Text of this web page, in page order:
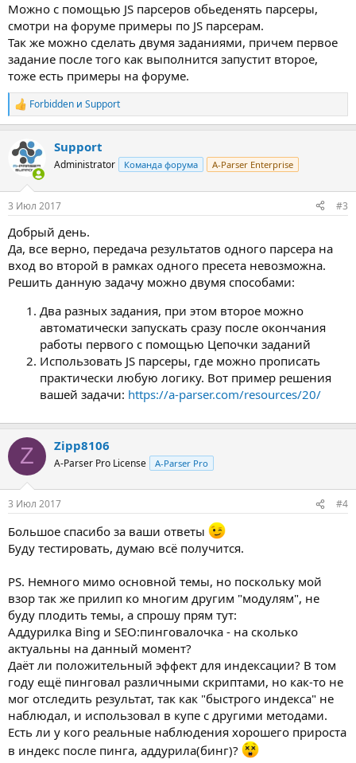
Можно с помощью JS парсеров обьеденять парсеры,
смотри на форуме примеры по JS парсерам.
Так же можно сделать двумя заданиями, причем первое
задание после того как выполнится запустит второе,
тоже есть примеры на форуме.
Р
е
к
ц
и
Forbidden и Support
Support
Administrator Команда форума A-Parser Enterprise
3 Июл 2017 #3
Добрый день.
Да, все верно, передача результатов одного парсера на
вход во второй в рамках одного пресета невозможна.
Решить данную задачу можно двумя способами:
Два разных задания, при этом второе можно
автоматически запускать сразу после окончания
работы первого с помощью Цепочки заданий
Использовать JS парсеры, где можно прописать
практически любую логику. Вот пример решения
вашей задачи: https://a-parser.com/resources/20/
Z Zipp8106
A-Parser Pro License A-Parser Pro
3 Июл 2017 #4
Большое спасибо за ваши ответы
Буду тестировать, думаю всё получится.
PS. Немного мимо основной темы, но поскольку мой
взор так же прилип ко многим другим "модулям", не
буду плодить темы, а спрошу прям тут:
Аддурилка Bing и SEO:пинговалочка - на сколько
актуальны на данный момент?
Даёт ли положительный эффект для индексации? В том
году ещё пинговал различными скриптами, но как-то не
мог отследить результат, так как "быстрого индекса" не
наблюдал, и использовал в купе с другими методами.
Есть ли у кого реальные наблюдения хорошего прироста
в индекс после пинга, аддурила(бинг)?